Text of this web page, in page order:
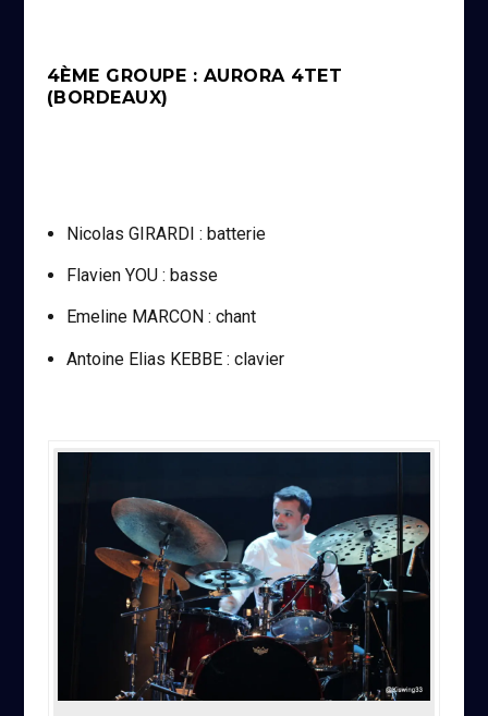
4ÈME GROUPE : AURORA 4TET
(BORDEAUX)
Nicolas GIRARDI : batterie
Flavien YOU : basse
Emeline MARCON : chant
Antoine Elias KEBBE : clavier